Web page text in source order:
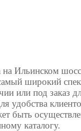
Ильинском
широкий
или под заказ
удобства
быть
каталогу.